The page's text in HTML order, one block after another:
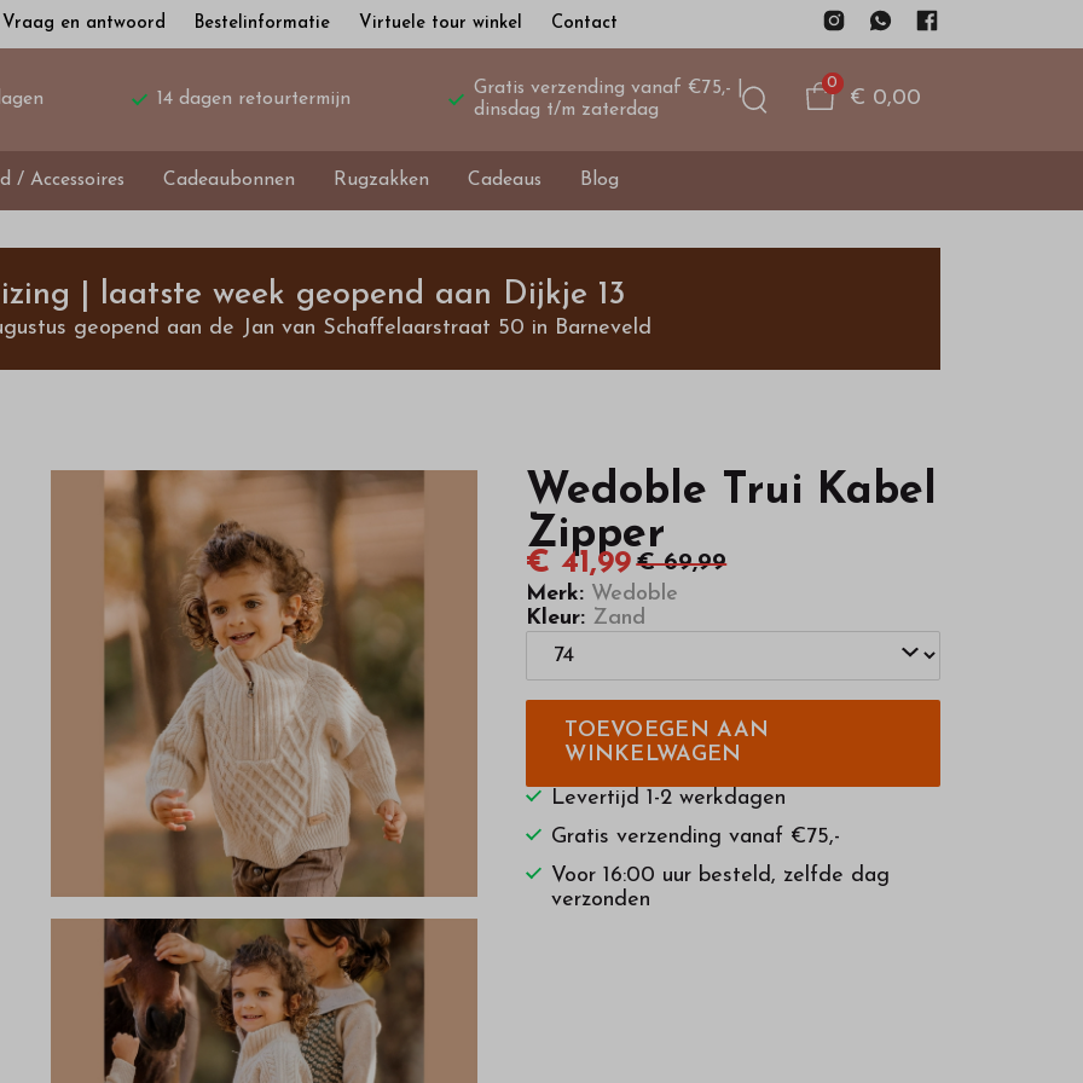
Vraag en antwoord Bestelinformatie Virtuele tour winkel Contact
14 dagen retourtermijn
Gratis verzending vanaf €75,- |
dinsdag t/m zaterdag
0
€ 0,00
/ Accessoires Cadeaubonnen Rugzakken Cadeaus Blog
| laatste week geopend aan Dijkje 13
geopend aan de Jan van Schaffelaarstraat 50 in Barneveld
Wedoble Trui Kabel
Zipper
€ 41,99 € 69,99
Merk: Wedoble
Kleur: Zand
TOEVOEGEN AAN
WINKELWAGEN
Levertijd 1-2 werkdagen
Gratis verzending vanaf €75,-
Voor 16:00 uur besteld, zelfde dag
verzonden